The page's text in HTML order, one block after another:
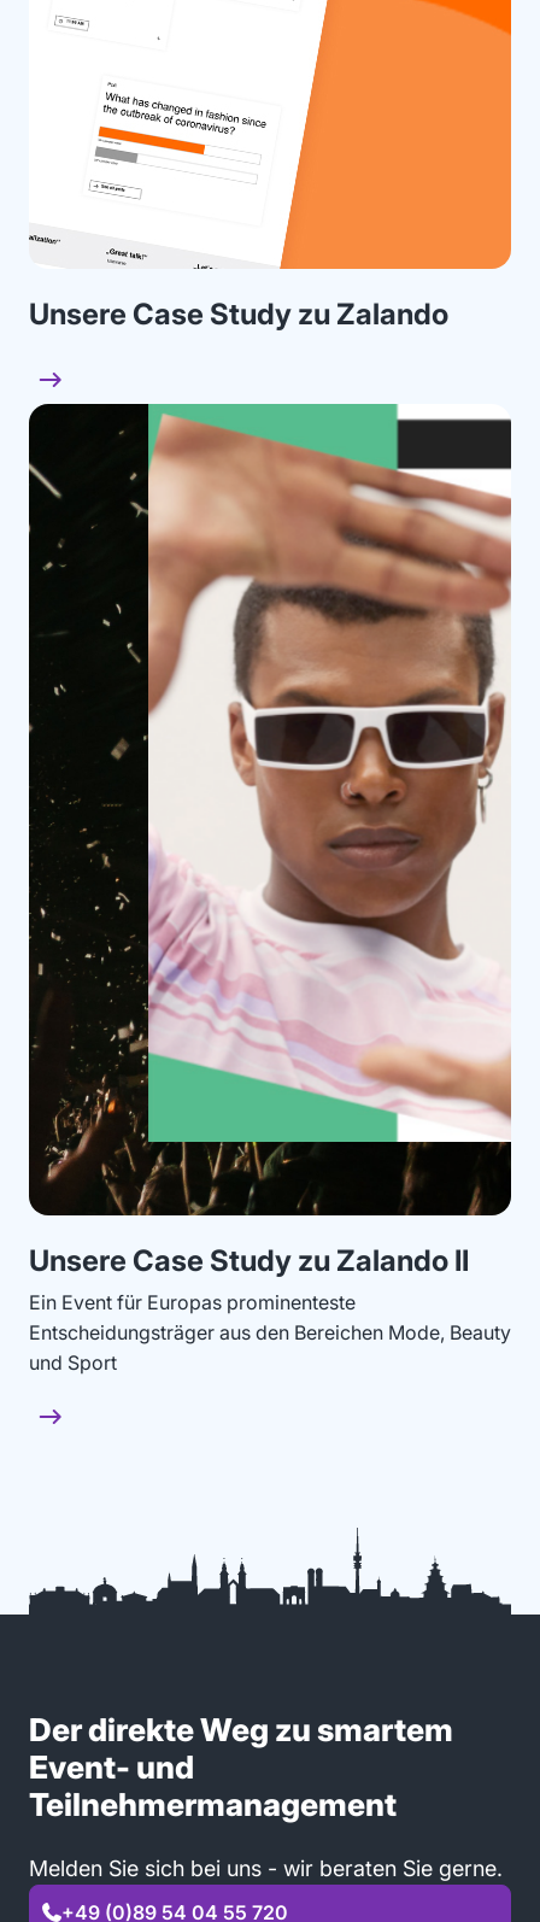
Unsere Case Study zu Zalando
Unsere Case Study zu Zalando II
Ein Event für Europas prominenteste
Entscheidungsträger aus den Bereichen Mode, Beauty
und Sport
Der direkte Weg zu smartem
Event- und
Teilnehmermanagement
Melden Sie sich bei uns - wir beraten Sie gerne.
+49 (0)89 54 04 55 720